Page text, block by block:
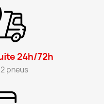
24h/72h​
pneus​